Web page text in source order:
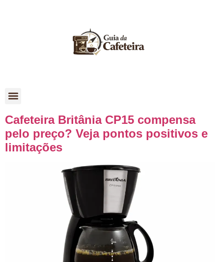
Cafeteira Britânia CP15 compensa
pelo preço? Veja pontos positivos e
limitações